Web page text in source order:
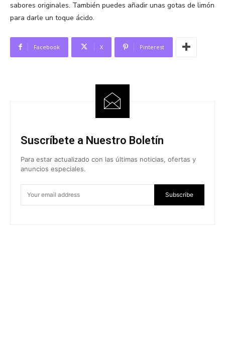
sabores originales. También puedes añadir unas gotas de limón
para darle un toque ácido.
Facebook X Pinterest
Suscríbete a Nuestro Boletín
Para estar actualizado con las últimas noticias, ofertas y
anuncios especiales.
Subscribe